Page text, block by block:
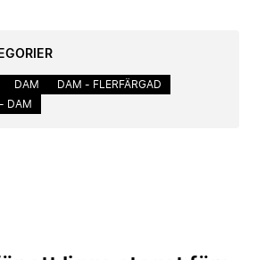
DAM
DAM - FLERFÄRGAD
DAM